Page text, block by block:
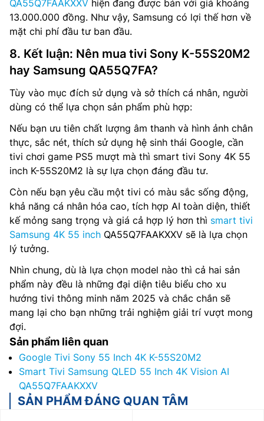
QA55Q7FAAKXXV hiện đang được bán với giá khoảng
13.000.000 đồng. Như vậy, Samsung có lợi thế hơn về
mặt chi phí đầu tư ban đầu.
8. Kết luận: Nên mua tivi Sony K-55S20M2
hay Samsung QA55Q7FA?
Tùy vào mục đích sử dụng và sở thích cá nhân, người
dùng có thể lựa chọn sản phẩm phù hợp:
Nếu bạn ưu tiên chất lượng âm thanh và hình ảnh chân
thực, sắc nét, thích sử dụng hệ sinh thái Google, cần
tivi chơi game PS5 mượt mà thì smart tivi Sony 4K 55
inch K-55S20M2 là sự lựa chọn đáng đầu tư.
Còn nếu bạn yêu cầu một tivi có màu sắc sống động,
khả năng cá nhân hóa cao, tích hợp AI toàn diện, thiết
kế mỏng sang trọng và giá cả hợp lý hơn thì smart tivi
Samsung 4K 55 inch QA55Q7FAAKXXV sẽ là lựa chọn
lý tưởng.
Nhìn chung, dù là lựa chọn model nào thì cả hai sản
phẩm này đều là những đại diện tiêu biểu cho xu
hướng tivi thông minh năm 2025 và chắc chắn sẽ
mang lại cho bạn những trải nghiệm giải trí vượt mong
đợi.
Sản phẩm liên quan
Google Tivi Sony 55 Inch 4K K-55S20M2
Smart Tivi Samsung QLED 55 Inch 4K Vision AI
QA55Q7FAAKXXV
SẢN PHẨM ĐÁNG QUAN TÂM